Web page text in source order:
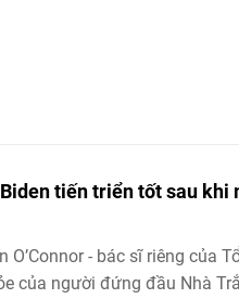
tiến triển tốt sau khi
- bác sĩ riêng của
của người đứng đầu Nhà